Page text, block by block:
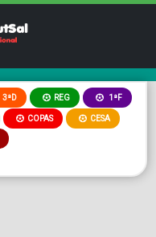
3ªD REG 1ªF
COPAS CESA